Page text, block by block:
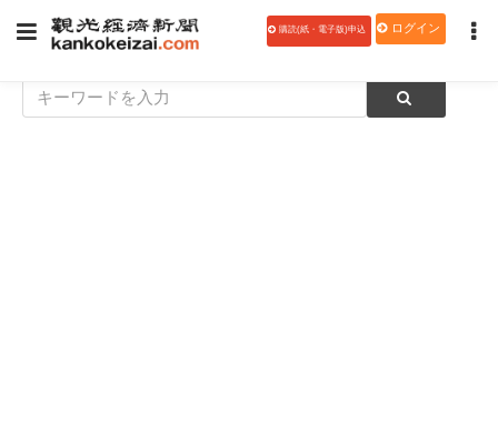
購読(紙・電子版)申込 ログイン